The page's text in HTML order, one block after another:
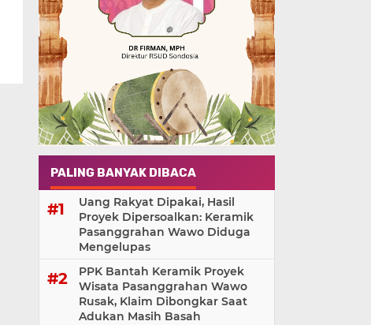
PALING BANYAK DIBACA
Uang Rakyat Dipakai, Hasil
Proyek Dipersoalkan: Keramik
Pasanggrahan Wawo Diduga
Mengelupas
PPK Bantah Keramik Proyek
Wisata Pasanggrahan Wawo
Rusak, Klaim Dibongkar Saat
Adukan Masih Basah